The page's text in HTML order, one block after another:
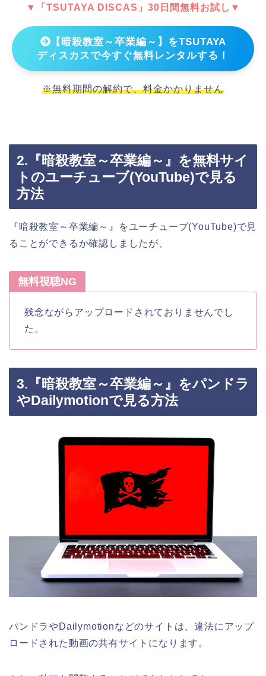
▼「TSUTAYA DISCAS」30日間無料お試し▼
【暗殺教室～卒業編～】をTSUTAYA
ディスカスで今すぐ無料レンタルする！
※無料期間の解約で、料金かかりません
2.『暗殺教室～卒業編～』を無料サイ
トのユーチューブ(YouTube)で見る
方法
『暗殺教室～卒業編～』をユーチューブ(YouTube)で見
ることができるか確認しましたが、
無料視聴NG
残念ながらアップロードされておりませんでし
た。
3.『暗殺教室～卒業編～』をパンドラ
やDailymotionで見る方法
パンドラやDailymotionなどのサイトは、違法にアップ
ロードされた動画の共有サイトになります。